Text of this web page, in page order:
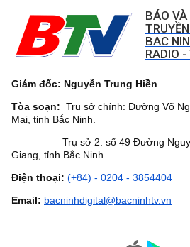
BÁO
BAC
RADIO
Giám đốc: Nguyễn Trung Hiền
Tòa soạn: Trụ sở chính: Đường Võ
Mai, tỉnh Bắc Ninh.
Trụ sở 2: số 49 Đường Nguyễn
Giang, tỉnh Bắc Ninh
Điện thoại: (+84) - 0204 - 3854404
Email: bacninhdigital@bacninhtv.vn